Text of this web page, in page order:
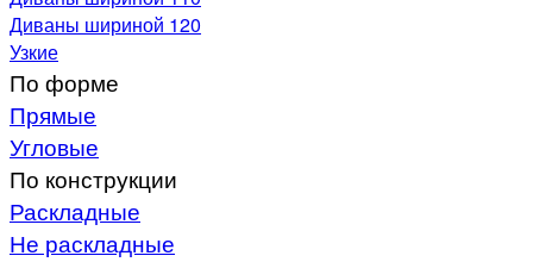
Диваны шириной 120
Узкие
По форме
Прямые
Угловые
По конструкции
Раскладные
Не раскладные